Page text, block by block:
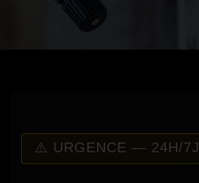
⚠️ URGENCE — 24H/7J